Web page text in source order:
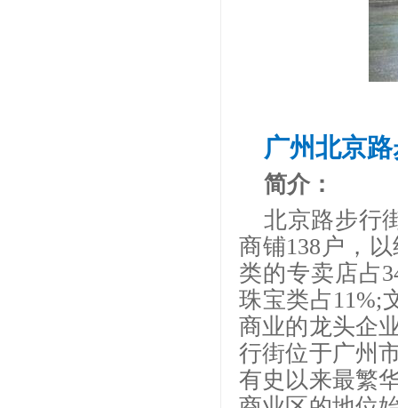
广州北京
简介：
北京路步行
商铺138户，
类的专卖店占
珠宝类占11%;
商业的龙头企
行街位于广州
有史以来最繁